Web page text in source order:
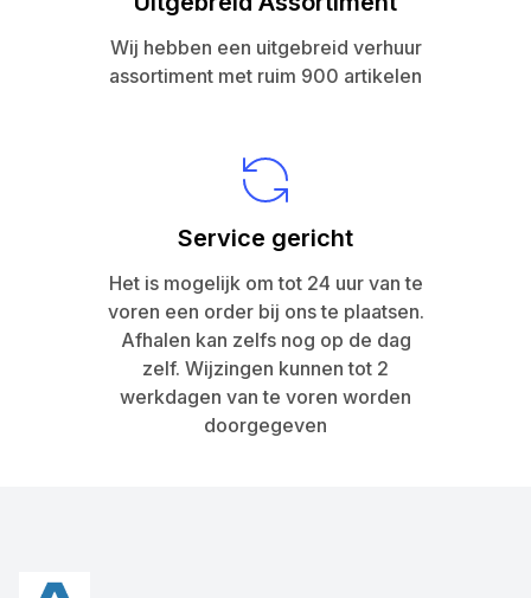
Wij hebben een uitgebreid verhuur
assortiment met ruim 900 artikelen
Service gericht
Het is mogelijk om tot 24 uur van te
voren een order bij ons te plaatsen.
Afhalen kan zelfs nog op de dag
zelf. Wijzingen kunnen tot 2
werkdagen van te voren worden
doorgegeven